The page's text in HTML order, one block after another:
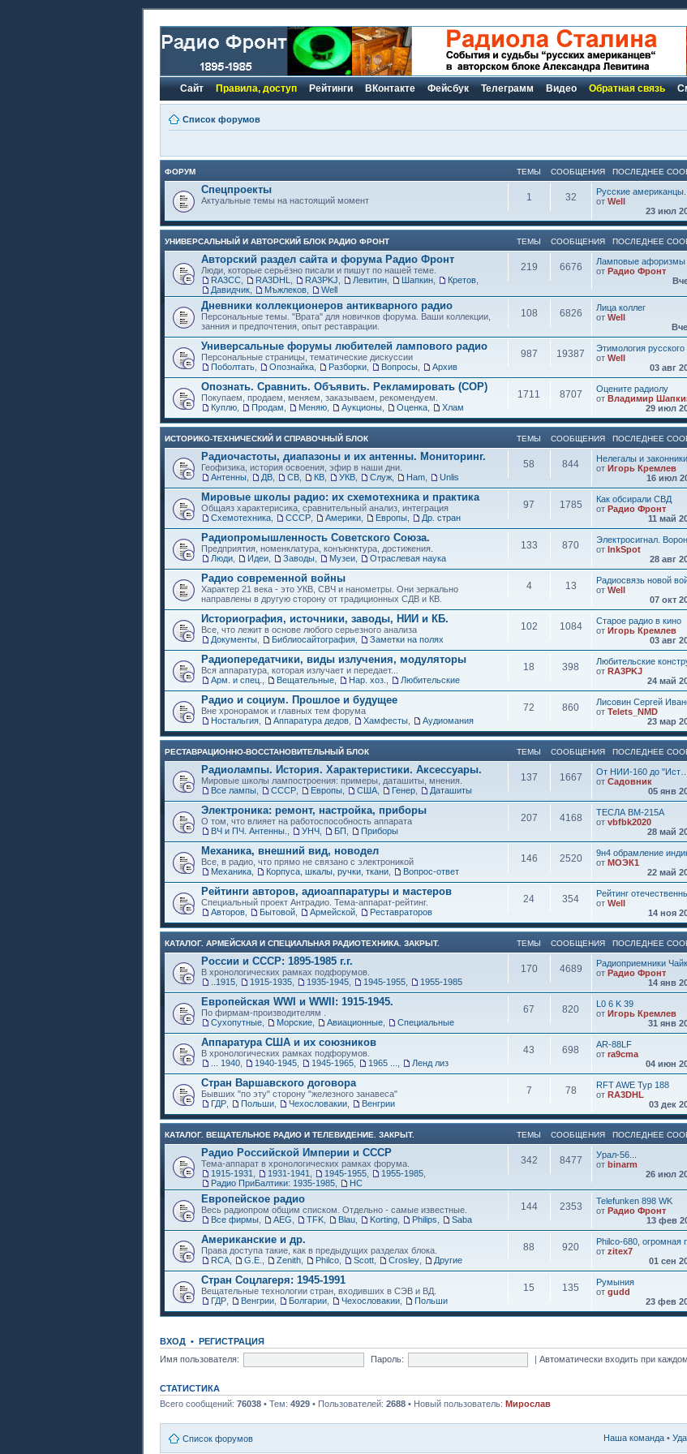
Сайт Правила, доступ Рейтинги ВКонтакте Фейсбук Телеграмм Видео Обратная связь
Список форумов
ФОРУМ ТЕМЫ СООБЩЕНИЯ ПОСЛЕДНЕЕ
Спецпроекты
Актуальные темы на настоящий момент 1 32
Русские американцы.
от Well
23 июл
УНИВЕРСАЛЬНЫЙ И АВТОРСКИЙ БЛОК РАДИО ФРОНТ ТЕМЫ СООБЩЕНИЯ ПОСЛЕДНЕЕ
Авторский раздел сайта и форума Радио Фронт
Люди, которые серьёзно писали и пишут по нашей теме.
RA3CC
RA3DHL RA3PKJ Левитин Шапкин Кретов
Давидчик
Мъжлеков Well
219 6676
Ламповые афоризмы
от Радио Фронт
Дневники коллекционеров антикварного радио
Персональные темы. "Врата" для новичков форума. Ваши коллекции,
занния и предпочтения, опыт реставрации.
108 6826
Лица коллег
от Well
Универсальные форумы любителей лампового радио
Персональные страницы, тематические дискуссии
Поболтать
Опознайка Разборки Вопросы Архив
987 19387
Этимология русского
от Well
03 авг
Опознать. Сравнить. Объявить. Рекламировать (СОР)
Покупаем, продаем, меняем, заказываем, рекомендуем.
Куплю
Продам Меняю Аукционы Оценка Хлам
1711 8707
Оцените радиолу
от Владимир
29 июл
ИСТОРИКО-ТЕХНИЧЕСКИЙ И СПРАВОЧНЫЙ БЛОК ТЕМЫ СООБЩЕНИЯ ПОСЛЕДНЕЕ
Радиочастоты, диапазоны и их антенны. Мониторинг.
Геофизика, история освоения, эфир в наши дни.
Антенны
ДВ СВ КВ УКВ Служ Ham Unlis
58 844
Нелегалы и
от Игорь Кремлев
16 июл
Мировые школы радио: их схемотехника и практика
Общаяз характерисика, сравнительный анализ, интеграция
Схемотехника
СССР Америки Европы Др. стран
97 1785
Как обсирали СВД
от Радио Фронт
11 май
Радиопромышленность Советского Союза.
Предприятия, номенклатура, конъюнктура, достижения.
Люди
Идеи Заводы Музеи Отраслевая наука
133 870
Электросигнал.
от InkSpot
28 авг
Радио современной войны
Характер 21 века - это УКВ, СВЧ и нанометры. Они зеркально
направлены в другую сторону от традиционных СДВ и КВ.
4 13
Радиосвязь новой
от Well
07 окт
Историография, источники, заводы, НИИ и КБ.
Все, что лежит в основе любого серьезного анализа
Документы
Библиосайтография Заметки на полях
102 1084
Старое радио в кино
от Игорь Кремлев
03 авг
Радиопередатчики, виды излучения, модуляторы
Вся аппаратура, которая излучает и передает...
Арм. и спец.
Вещательные Нар. хоз. Любительские
18 398
Любительские
от RA3PKJ
24 май
Радио и социум. Прошлое и будущее
Вне хронорамок и главных тем форума
Ностальгия
Аппаратура дедов Хамфесты Аудиомания
72 860
Лисовин Сергей
от Telets_NMD
23 мар
РЕСТАВРАЦИОННО-ВОССТАНОВИТЕЛЬНЫЙ БЛОК ТЕМЫ СООБЩЕНИЯ ПОСЛЕДНЕЕ
Радиолампы. История. Характеристики. Аксессуары.
Мировые школы лампостроения: примеры, даташиты, мнения.
Все лампы
СССР Европы США Генер Даташиты
137 1667
От НИИ-160 до "Ист…
от Садовник
05 янв
Электроника: ремонт, настройка, приборы
О том, что влияет на работоспособность аппарата
ВЧ и ПЧ. Антенны.
УНЧ БП Приборы
207 4168
ТЕСЛА ВМ-215А
от vbfbk2020
28 май
Механика, внешний вид, новодел
Все, в радио, что прямо не связано с электроникой
Механика
Корпуса, шкалы, ручки, ткани Вопрос-ответ
146 2520
9н4 обрамление
от МОЭК1
22 май
Рейтинги авторов, адиоаппаратуры и мастеров
Специальный проект Антрадио. Тема-аппарат-рейтинг.
Авторов
Бытовой Армейской Реставраторов
24 354
Рейтинг
от Well
14 ноя
КАТАЛОГ. АРМЕЙСКАЯ И СПЕЦИАЛЬНАЯ РАДИОТЕХНИКА. ЗАКРЫТ. ТЕМЫ СООБЩЕНИЯ ПОСЛЕДНЕЕ
России и СССР: 1895-1985 г.г.
В хронологических рамках подфорумов.
..1915
1915-1935 1935-1945 1945-1955 1955-1985
170 4689
Радиоприемники
от Радио Фронт
14 янв
Европейская WWI и WWII: 1915-1945.
По фирмам-производителям .
Сухопутные
Морские Авиационные Специальные
67 820
L0 6 K 39
от Игорь Кремлев
31 янв
Аппаратура США и их союзников
В хронологических рамках подфорумов.
... 1940
1940-1945 1945-1965 1965 ... Ленд лиз
43 698
AR-88LF
от ra9cma
04 июн
Стран Варшавского договора
Бывших "по эту" сторону "железного занавеса"
ГДР
Польши Чехословакии Венгрии
7 78
RFT AWE Typ 188
от RA3DHL
03 дек
КАТАЛОГ. ВЕЩАТЕЛЬНОЕ РАДИО И ТЕЛЕВИДЕНИЕ. ЗАКРЫТ. ТЕМЫ СООБЩЕНИЯ ПОСЛЕДНЕЕ
Радио Российской Империи и СССР
Тема-аппарат в хронологических рамках форума.
1915-1931
1931-1941 1945-1955 1955-1985
Радио ПриБалтики: 1935-1985
НС
342 8477
Урал-56...
от binarm
26 июл
Европейское радио
Весь радиопром общим списком. Отдельно - самые известные.
Все фирмы
AEG TFK Blau Korting Philips Saba
144 2353
Telefunken 898 WK
от Радио Фронт
13 фев
Американские и др.
Права доступа такие, как в предыдущих разделах блока.
RCA
G.E. Zenith Philco Scott Crosley Другие
88 920
Philco-680, огромная
от zitex7
01 сен
Стран Соцлагеря: 1945-1991
Вещательные технологии стран, входивших в СЭВ и ВД.
ГДР
Венгрии Болгарии Чехословакии Польши
15 135
Румыния
от gudd
23 фев
ВХОД • РЕГИСТРАЦИЯ
Имя пользователя:
Пароль: | Автоматически входить при
СТАТИСТИКА
Всего сообщений: 76038 • Тем: 4929 • Пользователей: 2688 • Новый пользователь: Мирослав
Список форумов Наша команда •